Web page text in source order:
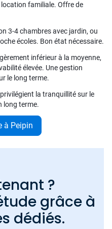
familiale. Offre de
3-4 chambres avec jardin, ou
écoles. Bon état nécessaire.
inférieur à la moyenne,
élevée. Une gestion
le long terme.
la tranquillité sur le
long terme.
à Peipin
?
grâce à
dédiés.